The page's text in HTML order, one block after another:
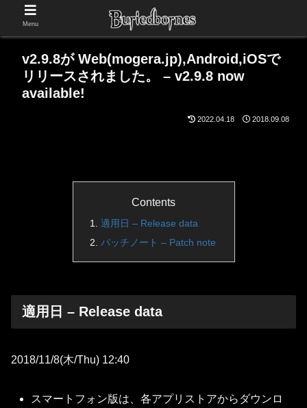
v2.9.8が Web(mogera.jp),Android,iOSで
リリースされました。 – v2.9.8 now
available!
2022.04.18 2018.09.08
Contents
適用日 – Release data
パッチノート – Patch note
適用日 – Release data
2018/11/8(木/Thu) 12:40
スマートフォン版は、各アプリストアからダウンロ
Menu